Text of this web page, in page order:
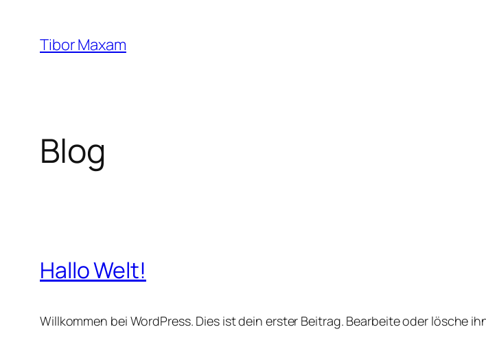
Inhalt
springen
Tibor Maxam
Blog
Hallo Welt!
Willkommen bei WordPress. Dies ist dein erster Beitrag. Bearbeite oder lösche